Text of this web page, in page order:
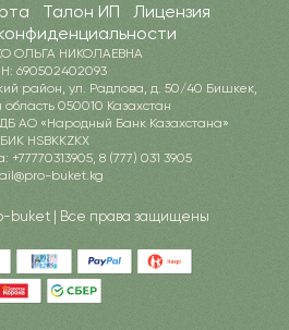
Талон ИП
Лицензия
ОЛЬГА НИКОЛАЕВНА
690502402093
район, ул. Радлова, д. 50/40 Бишкек,
050010 Казахстан
ДБ АО «Народный Банк Казахстана»
БИК HSBKKZKX
8 (777) 031 3905
buket.kg
buket | Все права защищены